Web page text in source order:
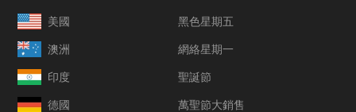
美國
澳洲
印度
德國
黑色星期五
網絡星期一
聖誕節
萬聖節大銷售